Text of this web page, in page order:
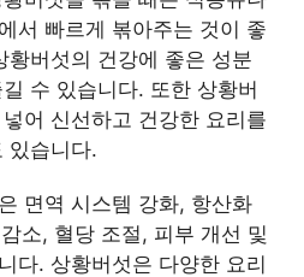
서 빠르게 볶아주는 것이 좋
황버섯의 건강에 좋은 성분
수 있습니다. 또한 상황버
어 신선하고 건강한 요리를
있습니다.
면역 시스템 강화, 항산화
소, 혈당 조절, 피부 개선 및
다. 상황버섯은 다양한 요리